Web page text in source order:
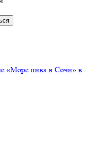
«Море пива в Сочи» в